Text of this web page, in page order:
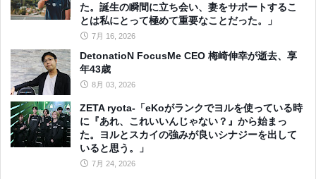
た。誕生の瞬間に立ち会い、妻をサポートするこ
とは私にとって極めて重要なことだった。」
7月 16, 2026
DetonatioN FocusMe CEO 梅崎伸幸が逝去、享
年43歳
8月 03, 2026
ZETA ryota-「eKoがランクでヨルを使っている時
に『あれ、これいいんじゃない？』から始まっ
た。ヨルとスカイの強みが良いシナジーを出して
いると思う。」
7月 24, 2026